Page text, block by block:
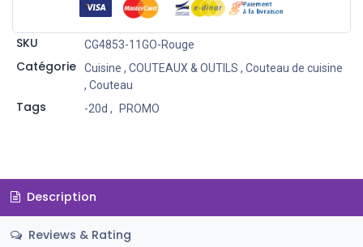
SKU CG4853-11GO-Rouge
Catégorie Cuisine , COUTEAUX & OUTILS , Couteau de cuisine
, Couteau
Tags -20d , PROMO
Description
Reviews & Rating